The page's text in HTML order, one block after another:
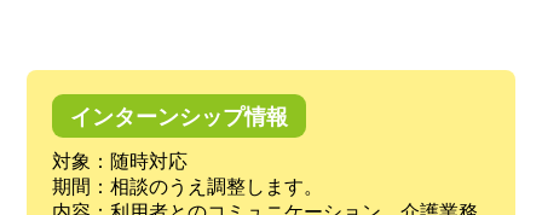
インターンシップ情報
対象：随時対応
期間：相談のうえ調整します。